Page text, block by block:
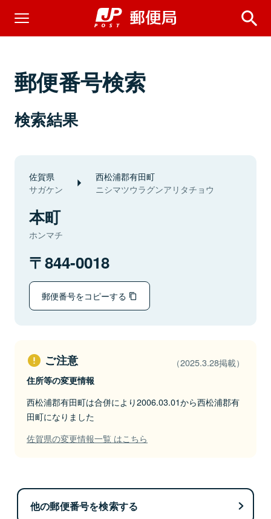
郵便番号検索
検索結果
佐賀県
サガケン
西松浦郡有田町
ニシマツウラグンアリタチョウ
本町
ホンマチ
844-0018
郵便番号をコピーする
ご注意 （2025.3.28掲載）
住所等の変更情報
西松浦郡有田町は合併により2006.03.01から西松浦郡有
田町になりました
佐賀県の変更情報一覧 はこちら
他の郵便番号を検索する